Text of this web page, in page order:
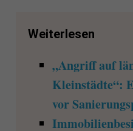
Weiterlesen
„Angriff auf
Kleinstädte“:
vor